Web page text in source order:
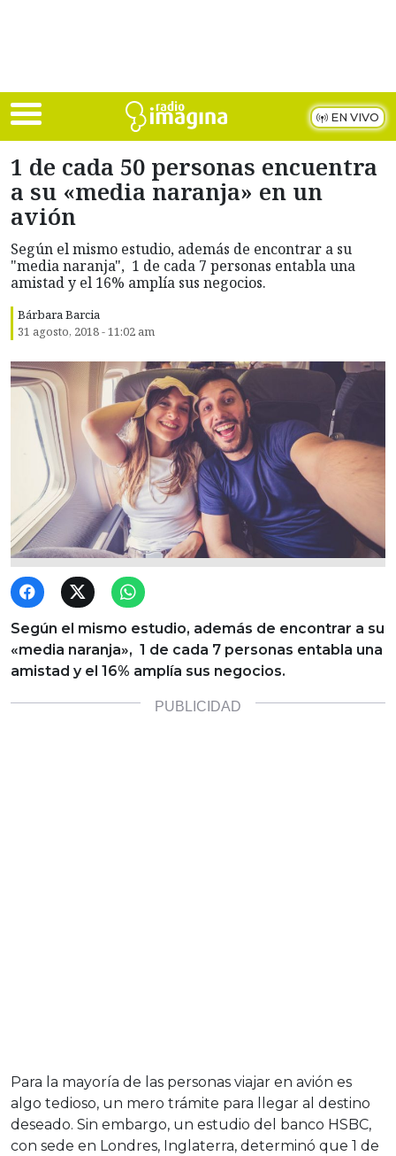
EN VIVO
1 de cada 50 personas encuentra
a su «media naranja» en un
avión
Según el mismo estudio, además de encontrar a su
"media naranja", 1 de cada 7 personas entabla una
amistad y el 16% amplía sus negocios.
Bárbara Barcia
31 agosto, 2018 - 11:02 am
Según el mismo estudio, además de encontrar a su
«media naranja», 1 de cada 7 personas entabla una
amistad y el 16% amplía sus negocios.
Para la mayoría de las personas viajar en avión es
algo tedioso, un mero trámite para llegar al destino
deseado. Sin embargo, un estudio del banco HSBC,
con sede en Londres, Inglaterra, determinó que 1 de